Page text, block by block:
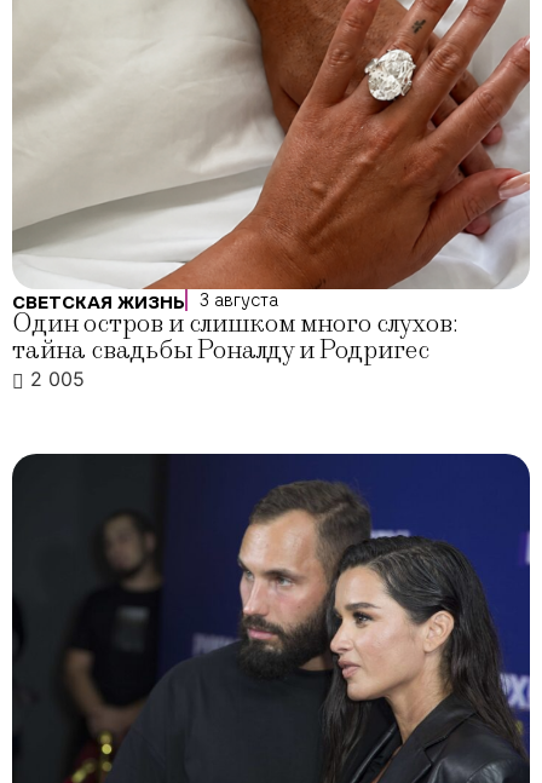
СВЕТСКАЯ ЖИЗНЬ 3 августа
Один остров и слишком много слухов:
тайна свадьбы Роналду и Родригес
2 005